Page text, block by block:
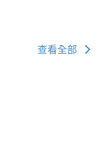
查看全部